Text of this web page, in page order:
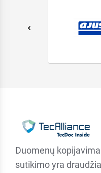
Duomenų
sutikimo yra